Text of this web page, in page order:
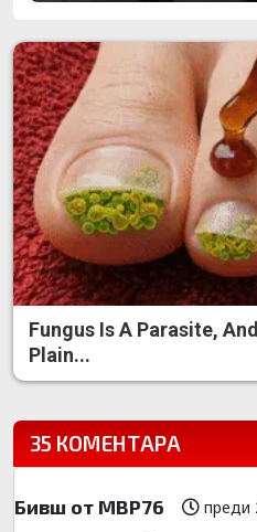
Fungus Is A Parasite,
Plain...
35 КОМЕНТАРА
Бивш от МВР76 преди